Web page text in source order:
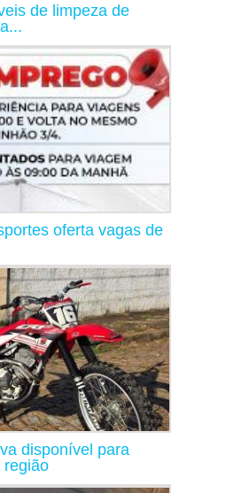
de limpeza de
oferta vagas de
disponível para
região